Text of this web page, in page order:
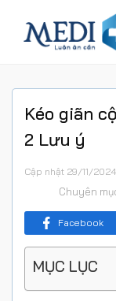
Kéo giãn
2 Lưu ý
Cập nhật 29/11/2024
Chuyên
Facebook
MỤC LỤC